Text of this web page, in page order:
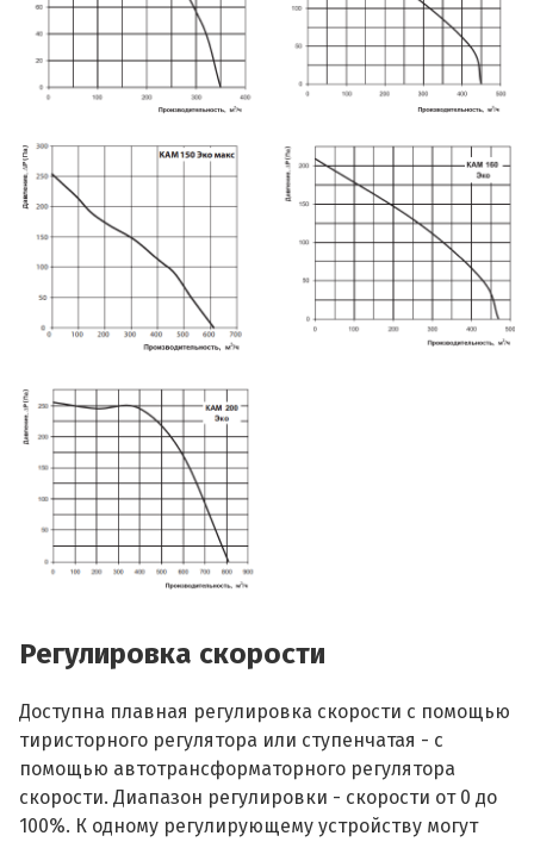
Регулировка скорости
Доступна плавная регулировка скорости с помощью
тиристорного регулятора или ступенчатая - с
помощью автотрансформаторного регулятора
скорости. Диапазон регулировки - скорости от 0 до
100%. К одному регулирующему устройству могут